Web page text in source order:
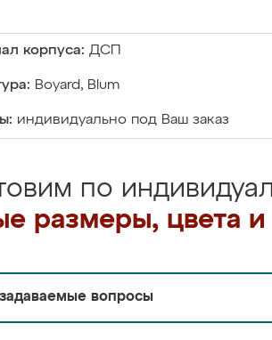
корпуса: ДСП
Boyard, Blum
индивидуально под Ваш заказ
по
размеры, цвета и
вопросы